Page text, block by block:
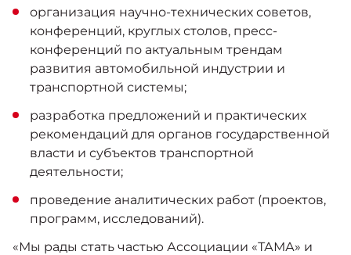
организация научно-технических советов,
конференций, круглых столов, пресс-
конференций по актуальным трендам
развития автомобильной индустрии и
транспортной системы;
разработка предложений и практических
рекомендаций для органов государственной
власти и субъектов транспортной
деятельности;
проведение аналитических работ (проектов,
программ, исследований).
«Мы рады стать частью Ассоциации «ТАМА» и